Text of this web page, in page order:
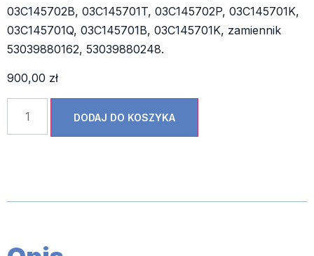
03C145702B, 03C145701T, 03C145702P, 03C145701K,
03C145701Q, 03C145701B, 03C145701K, zamiennik
53039880162, 53039880248.
900,00 zł
DODAJ DO KOSZYKA